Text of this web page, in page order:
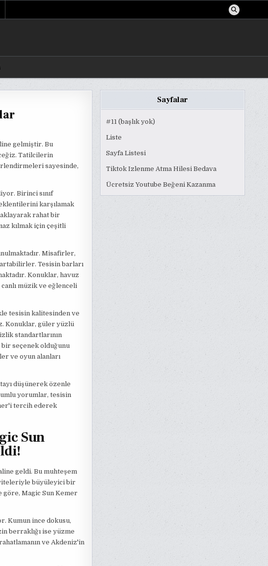
gelmiştir. Bu
Tatilcilerin
sayesinde,
Birinci sınıf
karşılamak
rahat bir
kılmak için çeşitli
Misafirler,
Tesisin barları
Konuklar, havuz
müzik ve eğlenceli
tesisin kalitesinden ve
Konuklar, güler yüzlü
standartlarının
seçenek olduğunu
ve oyun alanları
düşünerek özenle
yorumlar, tesisin
tercih ederek
Sun
geldi. Bu muhteşem
büyüleyici bir
Magic Sun Kemer
Kumun ince dokusu,
berraklığı ise yüzme
ve Akdeniz'in
Sayfalar
#11 (başlık yok)
Liste
Sayfa Listesi
Tiktok Izlenme Atma Hilesi Bedava
Ücretsiz Youtube Beğeni Kazanma